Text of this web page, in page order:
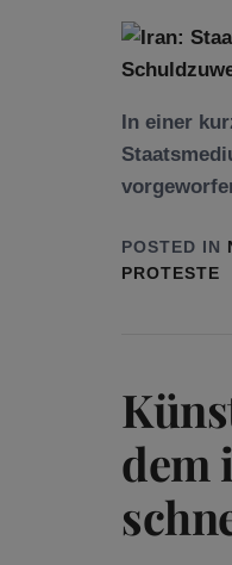
In einer
POSTED IN
PROTESTE
dem